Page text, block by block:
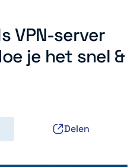
VPN-server
je het snel &
Delen